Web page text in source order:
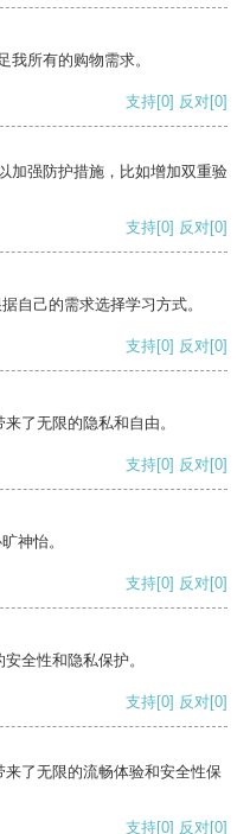
我所有的购物需求。
支持[0] 反对[0]
加强防护措施，比如增加双重验
支持[0] 反对[0]
自己的需求选择学习方式。
支持[0] 反对[0]
了无限的隐私和自由。
支持[0] 反对[0]
神怡。
支持[0] 反对[0]
全性和隐私保护。
支持[0] 反对[0]
了无限的流畅体验和安全性保
支持[0] 反对[0]